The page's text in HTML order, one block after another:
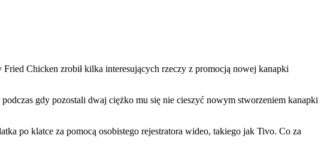
Chicken zrobił kilka interesujących rzeczy z promocją nowej kanapki
gdy pozostali dwaj ciężko mu się nie cieszyć nowym stworzeniem kanapki
po klatce za pomocą osobistego rejestratora wideo, takiego jak Tivo. Co za